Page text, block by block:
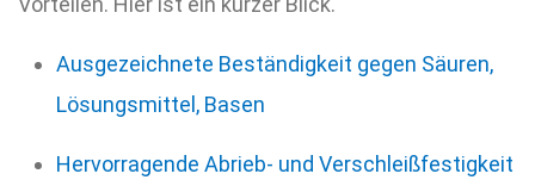
Ausgezeichnete Beständigkeit gegen Säuren,
Lösungsmittel, Basen
Hervorragende Abrieb- und Verschleißfestigkeit